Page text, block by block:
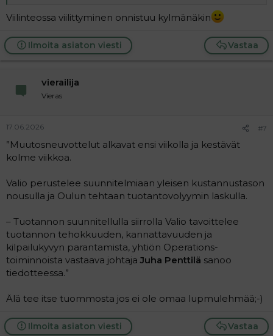
kannattaa lämmittää etukäteen, ettei se jugurtti jäähdy.
lämpösenä eikä saa vetoa.
Viilinteossa viilittyminen onnistuu kylmänäkin
Vastaa
Ilmoita asiaton viesti
vierailija
Vieras
17.06.2026 #7
”Muutosneuvottelut alkavat ensi viikolla ja kestävät
kolme viikkoa.
Valio perustelee suunnitelmiaan yleisen kustannustason
nousulla ja Oulun tehtaan tuotantovolyymin laskulla.
– Tuotannon suunnitellulla siirrolla Valio tavoittelee
tuotannon tehokkuuden, kannattavuuden ja
kilpailukyvyn parantamista, yhtiön Operations-
toiminnoista vastaava johtajaJuha Penttilä sanoo
tiedotteessa.”
Älä tee itse tuommosta jos ei ole omaa lupmulehmää;-)
Vastaa
Ilmoita asiaton viesti